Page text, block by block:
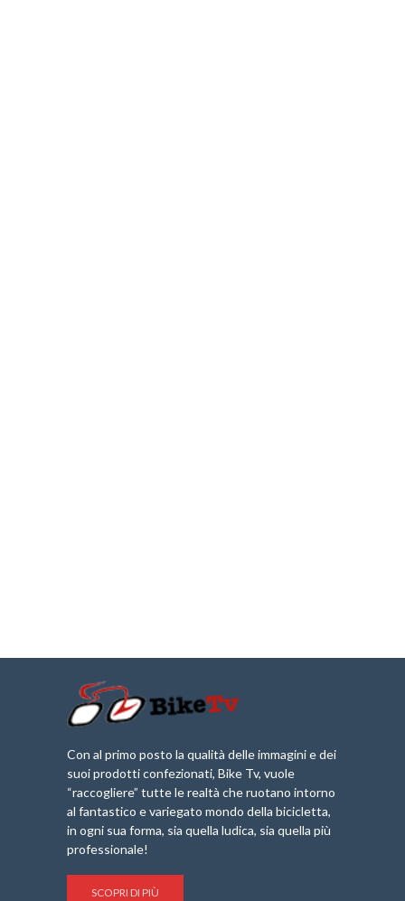
Con al primo posto la qualità delle immagini e dei
suoi prodotti confezionati, Bike Tv, vuole
“raccogliere” tutte le realtà che ruotano intorno
al fantastico e variegato mondo della bicicletta,
in ogni sua forma, sia quella ludica, sia quella più
professionale!
SCOPRI DI PIÙ